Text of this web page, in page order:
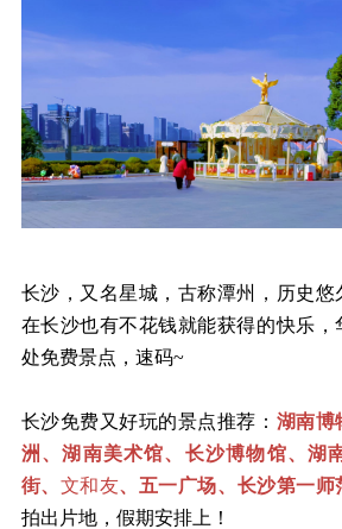
长沙，又名星城，古称潭州，历史悠
在长沙也有不花钱就能获得的快乐，
处免费景点，速码~
长沙免费又好玩的景点推荐： 湖南博
洲、湖南美术馆、长沙博物馆、湖
街、 文和友、五一广场、长沙第一师
拍出片地，假期安排上！